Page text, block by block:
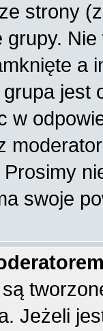
strony
a
w
swoje
Jeżeli